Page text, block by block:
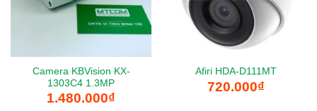
Camera KBVision KX-
1303C4 1.3MP
1.480.000₫
Afiri HDA-D111MT
720.000₫